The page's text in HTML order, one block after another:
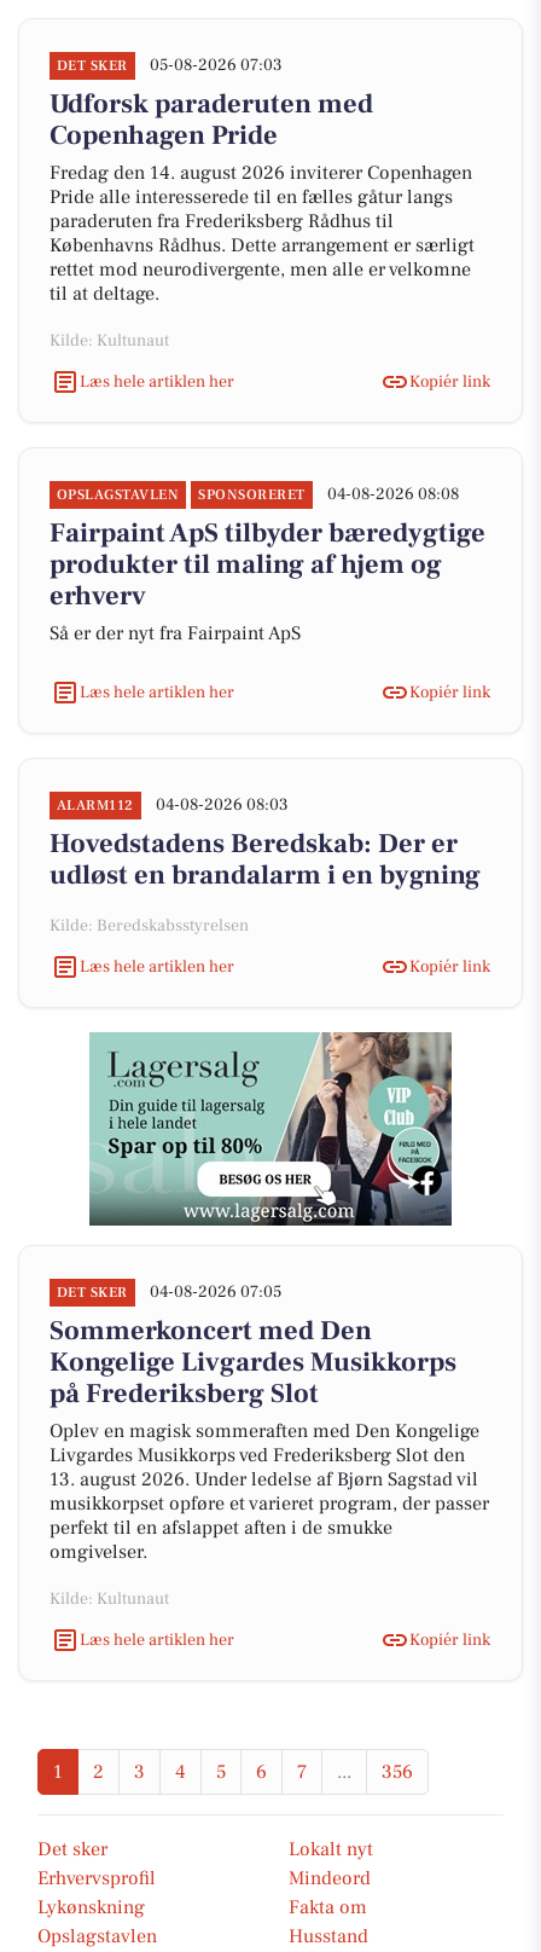
DET SKER 05-08-2026 07:03
Udforsk paraderuten med
Copenhagen Pride
Fredag den 14. august 2026 inviterer Copenhagen
Pride alle interesserede til en fælles gåtur langs
paraderuten fra Frederiksberg Rådhus til
Københavns Rådhus. Dette arrangement er særligt
rettet mod neurodivergente, men alle er velkomne
til at deltage.
Kilde: Kultunaut
Læs hele artiklen her
Kopiér link
OPSLAGSTAVLEN SPONSORERET 04-08-2026 08:08
Fairpaint ApS tilbyder bæredygtige
produkter til maling af hjem og
erhverv
Så er der nyt fra Fairpaint ApS
Læs hele artiklen her Kopiér link
ALARM112 04-08-2026 08:03
Hovedstadens Beredskab: Der er
udløst en brandalarm i en bygning
Kilde: Beredskabsstyrelsen
Læs hele artiklen her
Kopiér link
DET SKER 04-08-2026 07:05
Sommerkoncert med Den
Kongelige Livgardes Musikkorps
på Frederiksberg Slot
Oplev en magisk sommeraften med Den Kongelige
Livgardes Musikkorps ved Frederiksberg Slot den
13. august 2026. Under ledelse af Bjørn Sagstad vil
musikkorpset opføre et varieret program, der passer
perfekt til en afslappet aften i de smukke
omgivelser.
Kilde: Kultunaut
Læs hele artiklen her
Kopiér link
1 2 3 4 5 6 7 ... 356
Det sker
Lokalt nyt
Erhvervsprofil
Mindeord
Lykønskning
Fakta om
Opslagstavlen
Husstand